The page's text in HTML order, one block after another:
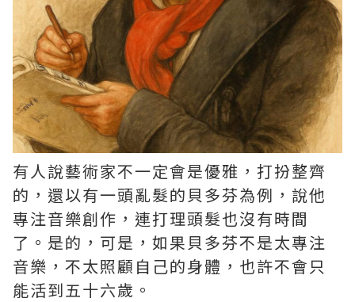
有人說藝術家不一定會是優雅，打扮整齊
的，還以有一頭亂髮的貝多芬為例，說他
專注音樂創作，連打理頭髮也沒有時間
了。是的，可是，如果貝多芬不是太專注
音樂，不太照顧自己的身體，也許不會只
能活到五十六歲。 ​​​